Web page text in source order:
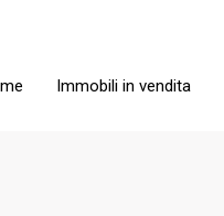
Immobili in vendita